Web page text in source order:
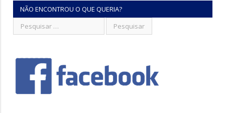
NÃO ENCONTROU O QUE QUERIA?